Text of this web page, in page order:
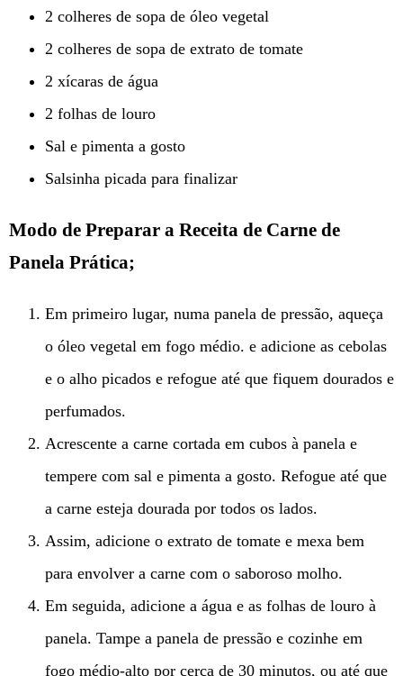
2 colheres de sopa de óleo vegetal
2 colheres de sopa de extrato de tomate
2 xícaras de água
2 folhas de louro
Sal e pimenta a gosto
Salsinha picada para finalizar
Modo de Preparar a Receita de Carne de
Panela Prática;
Em primeiro lugar, numa panela de pressão, aqueça
o óleo vegetal em fogo médio. e adicione as cebolas
e o alho picados e refogue até que fiquem dourados e
perfumados.
Acrescente a carne cortada em cubos à panela e
tempere com sal e pimenta a gosto. Refogue até que
a carne esteja dourada por todos os lados.
Assim, adicione o extrato de tomate e mexa bem
para envolver a carne com o saboroso molho.
Em seguida, adicione a água e as folhas de louro à
panela. Tampe a panela de pressão e cozinhe em
fogo médio-alto por cerca de 30 minutos, ou até que